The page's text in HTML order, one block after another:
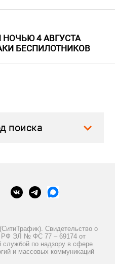
4 АВГУСТА
БЕСПИЛОТНИКОВ
поиска
Свидетельство о
РФ ЭЛ № ФС 77 – 69174 от
по надзору в сфере
и массовых коммуникаций